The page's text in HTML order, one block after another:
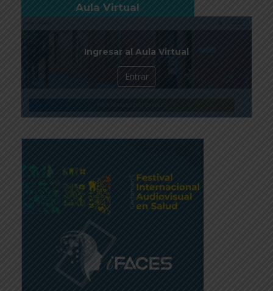
Aula Virtual
Ingresar al Aula Virtual
Entrar